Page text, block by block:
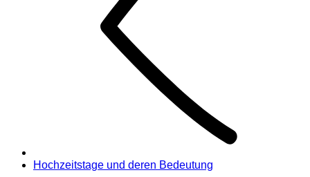
Hochzeitstage und deren Bedeutung